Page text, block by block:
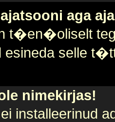
aga
t�en�oliselt
selle
nimekirjas!
installeerinud